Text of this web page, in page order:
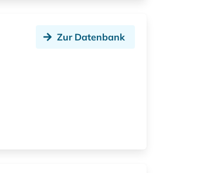
Zur Datenbank